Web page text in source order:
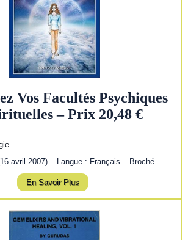
Vos Facultés Psychiques
– Prix 20,48 €
avril 2007) – Langue : Français – Broché…
En Savoir Plus